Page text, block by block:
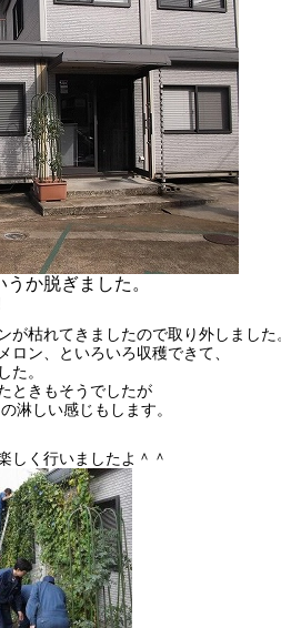
か脱ぎました。
が枯れてきましたので取り外しました
ロン、といろいろ収穫できて、
た。
ときもそうでしたが
淋しい感じもします。
しく行いましたよ＾＾